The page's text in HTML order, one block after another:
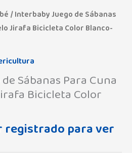
/ Interbaby Juego de Sábanas
Jirafa Bicicleta Color Blanco-
Sábanas Para Cuna
Bicicleta Color
registrado para ver